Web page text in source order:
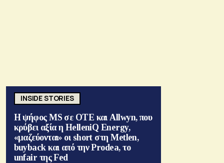
INSIDE STORIES
Η ψήφος MS σε ΟΤΕ και Allwyn, που
κρύβει αξία η HelleniQ Energy,
«μαζεύονται» οι short στη Metlen,
buyback και από την Prodea, το
unfair της Fed